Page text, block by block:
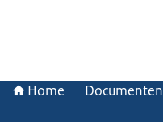
Home Documenten